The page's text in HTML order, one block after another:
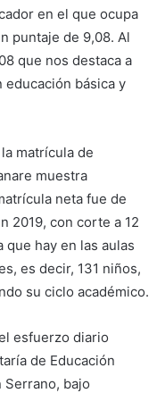
en el que ocupa
puntaje de 9,08. Al
que nos destaca a
básica y
matrícula de
muestra
neta fue de
2019, con corte a 12
hay en las aulas
es decir, 131 niños,
su ciclo académico.
esfuerzo diario
de Educación
Serrano, bajo